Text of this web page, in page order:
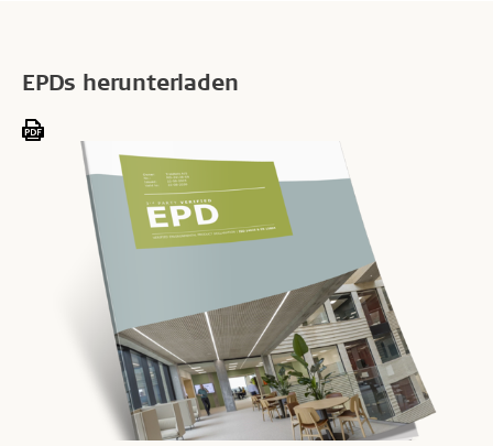
EPDs herunterladen